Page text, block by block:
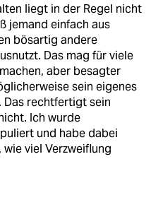
liegt in der Regel nicht
jemand einfach aus
bösartig andere
Das mag für viele
aber besagter
sein eigenes
Das rechtfertigt sein
Ich wurde
und habe dabei
viel Verzweiflung